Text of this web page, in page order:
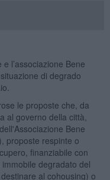
l’associazione Bene
di degrado
le proposte che, da
al governo della città,
Bene
proposte respinte o
finanziabile con
degradato del
al cohousing) o